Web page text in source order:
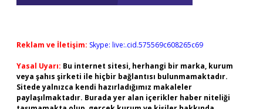
Reklam ve İletişim: Skype: live:.cid.575569c608265c69
Yasal Uyarı: Bu internet sitesi, herhangi bir marka, kurum
veya şahıs şirketi ile hiçbir bağlantısı bulunmamaktadır.
Sitede yalnızca kendi hazırladığımız makaleler
paylaşılmaktadır. Burada yer alan içerikler haber niteliği